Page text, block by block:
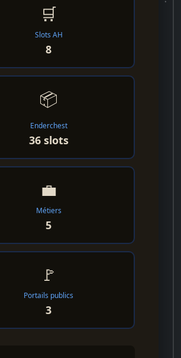
🛒
Slots AH
8
📦
Enderchest
36 slots
💼
Métiers
5
🚩
Portails publics
3